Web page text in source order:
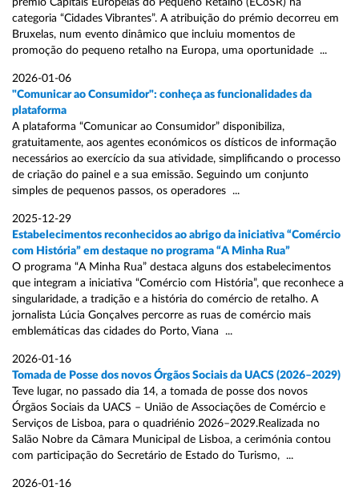
prémio Capitais Europeias do Pequeno Retalho (ECoSR) na
categoria “Cidades Vibrantes”. A atribuição do prémio decorreu em
Bruxelas, num evento dinâmico que incluiu momentos de
promoção do pequeno retalho na Europa, uma oportunidade ...
2026-01-06
"Comunicar ao Consumidor": conheça as funcionalidades da
plataforma
A plataforma “Comunicar ao Consumidor” disponibiliza,
gratuitamente, aos agentes económicos os dísticos de informação
necessários ao exercício da sua atividade, simplificando o processo
de criação do painel e a sua emissão. Seguindo um conjunto
simples de pequenos passos, os operadores ...
2025-12-29
Estabelecimentos reconhecidos ao abrigo da iniciativa “Comércio
com História” em destaque no programa “A Minha Rua”
O programa “A Minha Rua” destaca alguns dos estabelecimentos
que integram a iniciativa “Comércio com História”, que reconhece a
singularidade, a tradição e a história do comércio de retalho. A
jornalista Lúcia Gonçalves percorre as ruas de comércio mais
emblemáticas das cidades do Porto, Viana ...
2026-01-16
Tomada de Posse dos novos Órgãos Sociais da UACS (2026–2029)
Teve lugar, no passado dia 14, a tomada de posse dos novos
Órgãos Sociais da UACS – União de Associações de Comércio e
Serviços de Lisboa, para o quadriénio 2026–2029.Realizada no
Salão Nobre da Câmara Municipal de Lisboa, a cerimónia contou
com participação do Secretário de Estado do Turismo, ...
2026-01-16